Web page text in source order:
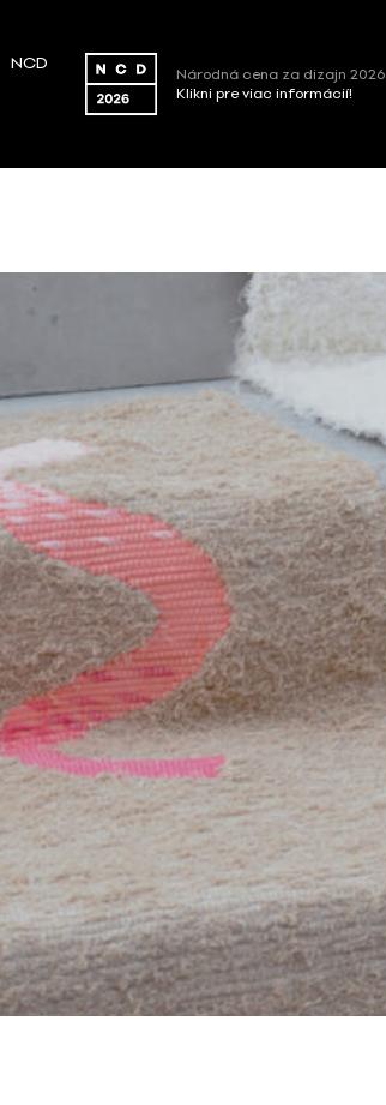
NCD
Národná cena za dizajn 2026
Klikni pre viac informácií!